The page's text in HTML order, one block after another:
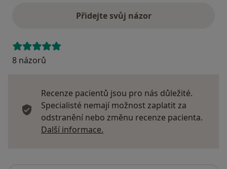
Přidejte svůj názor
8 názorů
Recenze pacientů jsou pro nás důležité.
Specialisté nemají možnost zaplatit za
odstranění nebo změnu recenze pacienta.
Další informace.